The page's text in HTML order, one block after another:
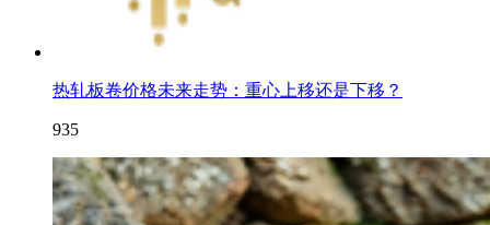
热轧板卷价格未来走势：重心上移还是下移？
935